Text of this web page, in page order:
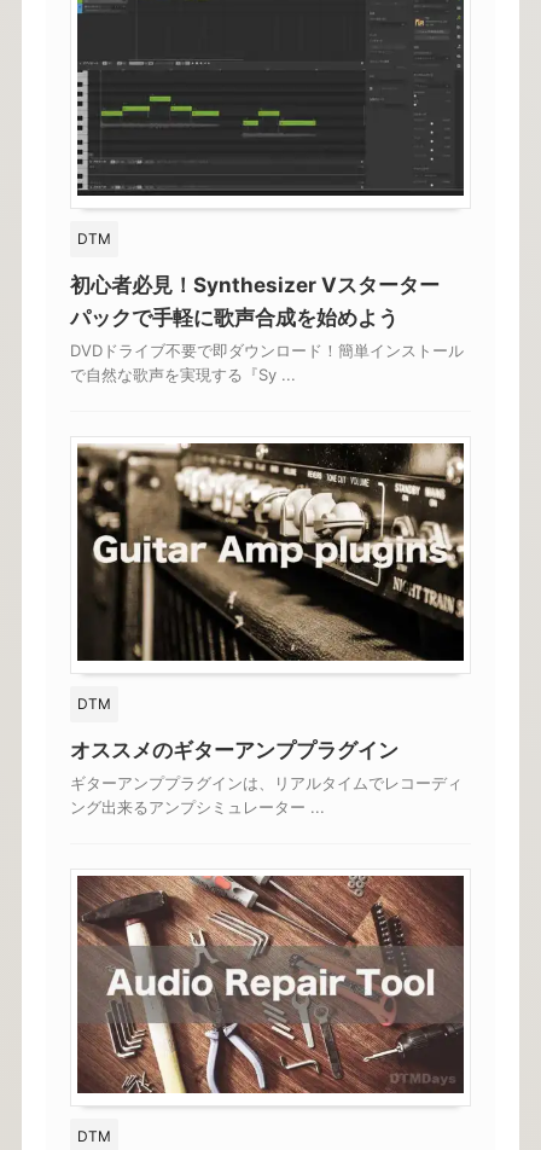
DTM
初心者必見！Synthesizer Vスターター
パックで手軽に歌声合成を始めよう
DVDドライブ不要で即ダウンロード！簡単インストール
で自然な歌声を実現する『Sy ...
DTM
オススメのギターアンププラグイン
ギターアンププラグインは、リアルタイムでレコーディ
ング出来るアンプシミュレーター ...
DTM